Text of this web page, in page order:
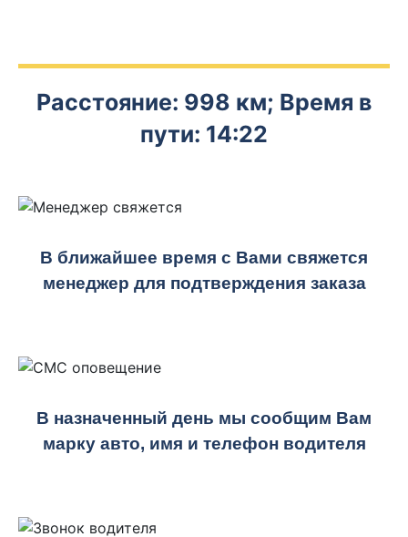
Расстояние: 998 км; Время в
пути: 14:22
В ближайшее время с Вами свяжется
менеджер для подтверждения заказа
В назначенный день мы сообщим Вам
марку авто, имя и телефон водителя